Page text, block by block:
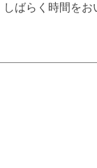
しばらく時間を